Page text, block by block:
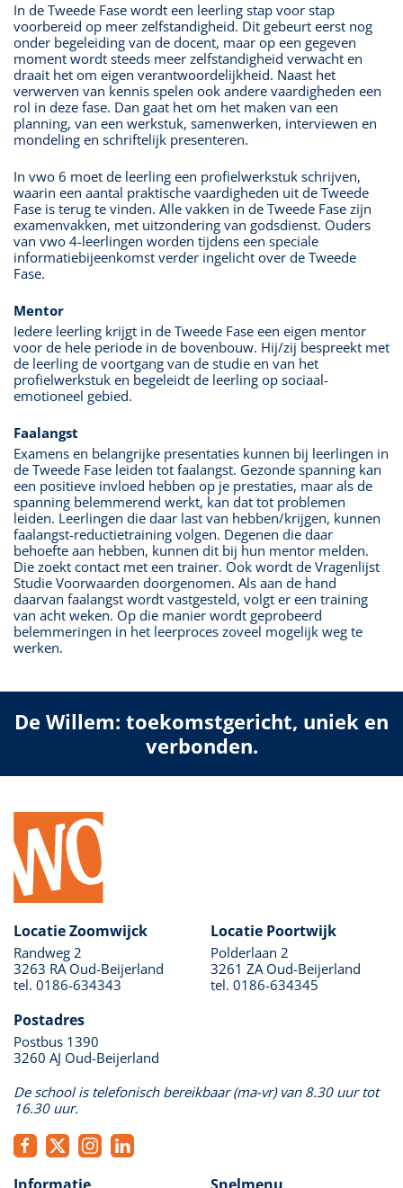
In de Tweede Fase wordt een leerling stap voor stap
voorbereid op meer zelfstandigheid. Dit gebeurt eerst nog
onder begeleiding van de docent, maar op een gegeven
moment wordt steeds meer zelfstandigheid verwacht en
draait het om eigen verantwoordelijkheid. Naast het
verwerven van kennis spelen ook andere vaardigheden een
rol in deze fase. Dan gaat het om het maken van een
planning, van een werkstuk, samenwerken, interviewen en
mondeling en schriftelijk presenteren.
In vwo 6 moet de leerling een profielwerkstuk schrijven,
waarin een aantal praktische vaardigheden uit de Tweede
Fase is terug te vinden. Alle vakken in de Tweede Fase zijn
examenvakken, met uitzondering van godsdienst. Ouders
van vwo 4-leerlingen worden tijdens een speciale
informatiebijeenkomst verder ingelicht over de Tweede
Fase.
Mentor
Iedere leerling krijgt in de Tweede Fase een eigen mentor
voor de hele periode in de bovenbouw. Hij/zij bespreekt met
de leerling de voortgang van de studie en van het
profielwerkstuk en begeleidt de leerling op sociaal-
emotioneel gebied.
Faalangst
Examens en belangrijke presentaties kunnen bij leerlingen in
de Tweede Fase leiden tot faalangst. Gezonde spanning kan
een positieve invloed hebben op je prestaties, maar als de
spanning belemmerend werkt, kan dat tot problemen
leiden. Leerlingen die daar last van hebben/krijgen, kunnen
faalangst-reductietraining volgen. Degenen die daar
behoefte aan hebben, kunnen dit bij hun mentor melden.
Die zoekt contact met een trainer. Ook wordt de Vragenlijst
Studie Voorwaarden doorgenomen. Als aan de hand
daarvan faalangst wordt vastgesteld, volgt er een training
van acht weken. Op die manier wordt geprobeerd
belemmeringen in het leerproces zoveel mogelijk weg te
werken.
De Willem: toekomstgericht, uniek en
verbonden.
Locatie Zoomwijck
Randweg 2
3263 RA Oud-Beijerland
tel. 0186-634343
Locatie Poortwijk
Polderlaan 2
3261 ZA Oud-Beijerland
tel. 0186-634345
Postadres
Postbus 1390
3260 AJ Oud-Beijerland
De school is telefonisch bereikbaar (ma-vr) van 8.30 uur tot
16.30 uur.